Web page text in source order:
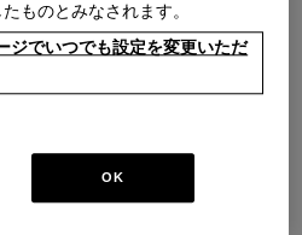
Le Corbusier, Pierre
作者らが存命の頃、カッシーナは
ジャンヌレ、シャルロット・ぺリア
ものとみなされます。
ジでいつでも設定を変更いただ
OK